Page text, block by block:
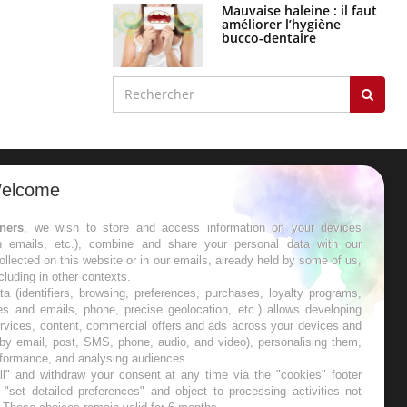
Mauvaise haleine : il faut
améliorer l’hygiène
bucco-dentaire
les semaines les meilleures
, we wish to store and access information on your devices
emails, etc.), combine and share your personal data with our
on this website or in our emails, already held by some of us,
in other contexts.
(identifiers, browsing, preferences, purchases, loyalty programs,
and emails, phone, precise geolocation, etc.) allows developing
content, commercial offers and ads across your devices and
email, post, SMS, phone, audio, and video), personalising them,
and analysing audiences.
and withdraw your consent at any time via the "cookies" footer
detailed preferences" and object to processing activities not